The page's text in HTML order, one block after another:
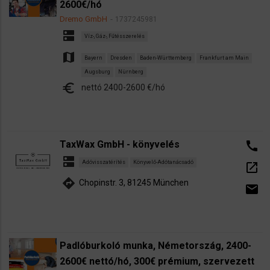
2600€/hó
Dremo GmbH 1737245981
dns Víz-, Gáz-, Fűtésszerelés
map Bayern Dresden Baden-Württemberg Frankfurt am Main
Augsburg Nürnberg
euro nettó 2400-2600 €/hó
TaxWax GmbH - könyvelés
dns Adóvisszatérítés Könyvelő-Adótanácsadó
directions Chopinstr. 3, 81245 München
call
open_in_new
email
Padlóburkoló munka, Németország, 2400-
2600€ nettó/hó, 300€ prémium, szervezett